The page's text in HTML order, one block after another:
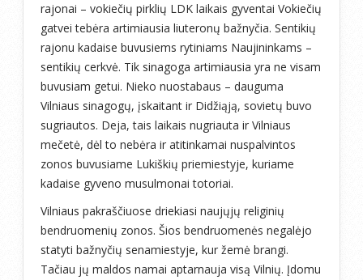
rajonai – vokiečių pirklių LDK laikais gyventai Vokiečių
gatvei tebėra artimiausia liuteronų bažnyčia. Sentikių
rajonu kadaise buvusiems rytiniams Naujininkams –
sentikių cerkvė. Tik sinagoga artimiausia yra ne visam
buvusiam getui. Nieko nuostabaus – dauguma
Vilniaus sinagogų, įskaitant ir Didžiąją, sovietų buvo
sugriautos. Deja, tais laikais nugriauta ir Vilniaus
mečetė, dėl to nebėra ir atitinkamai nuspalvintos
zonos buvusiame Lukiškių priemiestyje, kuriame
kadaise gyveno musulmonai totoriai.
Vilniaus pakraščiuose driekiasi naujųjų religinių
bendruomenių zonos. Šios bendruomenės negalėjo
statyti bažnyčių senamiestyje, kur žemė brangi.
Tačiau jų maldos namai aptarnauja visą Vilnių. Įdomu